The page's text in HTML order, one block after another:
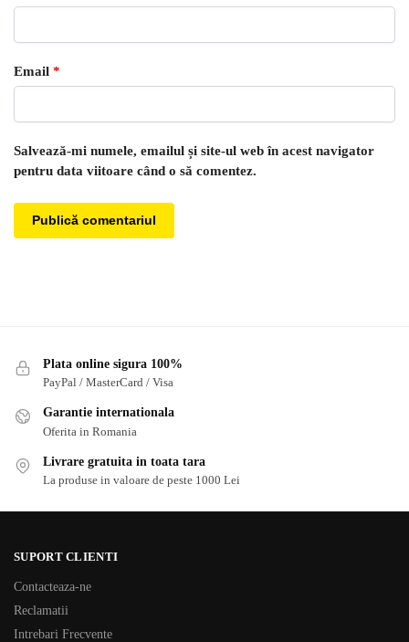
Email *
Salvează-mi numele, emailul și site-ul web în acest navigator
pentru data viitoare când o să comentez.
Plata online sigura 100%
PayPal / MasterCard / Visa
Garantie internationala
Oferita in Romania
Livrare gratuita in toata tara
La produse in valoare de peste 1000 Lei
SUPORT CLIENTI
Contacteaza-ne
Reclamatii
Intrebari Frecvente